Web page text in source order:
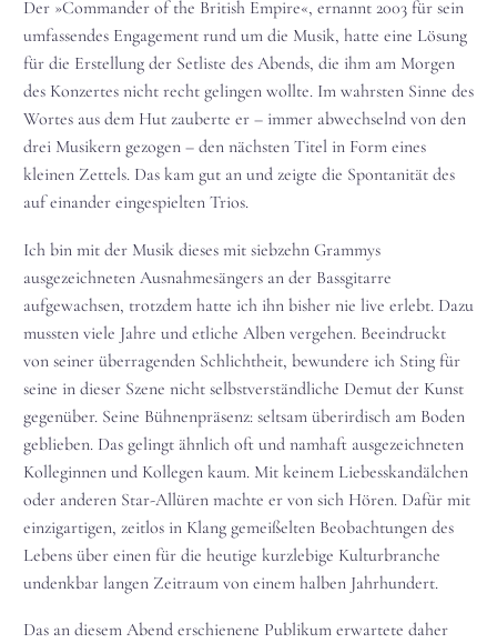
Der »Commander of the British Empire«, ernannt 2003 für sein
umfassendes Engagement rund um die Musik, hatte eine Lösung
für die Erstellung der Setliste des Abends, die ihm am Morgen
des Konzertes nicht recht gelingen wollte. Im wahrsten Sinne des
Wortes aus dem Hut zauberte er – immer abwechselnd von den
drei Musikern gezogen – den nächsten Titel in Form eines
kleinen Zettels. Das kam gut an und zeigte die Spontanität des
auf einander eingespielten Trios.
Ich bin mit der Musik dieses mit siebzehn Grammys
ausgezeichneten Ausnahmesängers an der Bassgitarre
aufgewachsen, trotzdem hatte ich ihn bisher nie live erlebt. Dazu
mussten viele Jahre und etliche Alben vergehen. Beeindruckt
von seiner überragenden Schlichtheit, bewundere ich Sting für
seine in dieser Szene nicht selbstverständliche Demut der Kunst
gegenüber. Seine Bühnenpräsenz: seltsam überirdisch am Boden
geblieben. Das gelingt ähnlich oft und namhaft ausgezeichneten
Kolleginnen und Kollegen kaum. Mit keinem Liebesskandälchen
oder anderen Star-Allüren machte er von sich Hören. Dafür mit
einzigartigen, zeitlos in Klang gemeißelten Beobachtungen des
Lebens über einen für die heutige kurzlebige Kulturbranche
undenkbar langen Zeitraum von einem halben Jahrhundert.
Das an diesem Abend erschienene Publikum erwartete daher